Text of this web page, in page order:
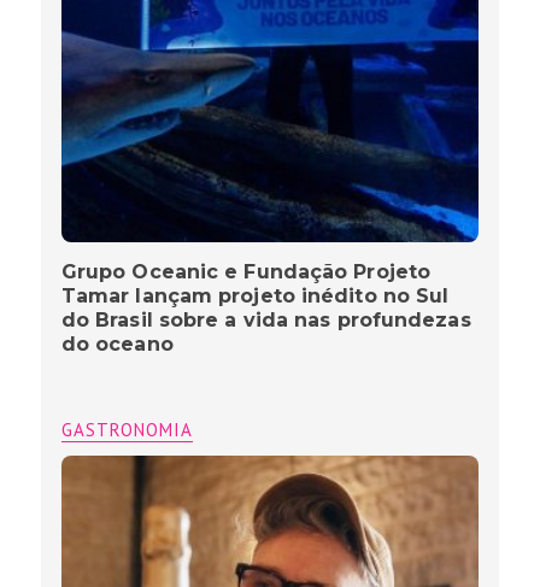
Grupo Oceanic e Fundação Projeto
Tamar lançam projeto inédito no Sul
do Brasil sobre a vida nas profundezas
do oceano
GASTRONOMIA